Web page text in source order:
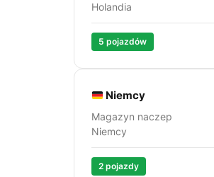
Holandia
5 pojazdów
Niemcy
Magazyn naczep
Niemcy
2 pojazdy